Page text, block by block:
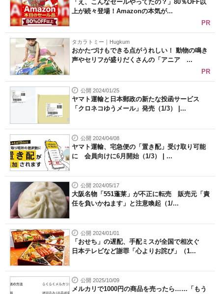
「え、こんなセールやってたの？」80％OFF以
上が続々登場！Amazonの本気が...
PR
タカラトミー｜Hugkum
おかたづけもできる点がうれしい！ 動物の鳴き
声やセリフが盛りだくさんの「アニア ...
PR
公開 2024/01/25
ヤマト運輸と日本郵政の新たな投函サービス
「クロネコゆうメール」発売（1/3） |...
公開 2024/04/08
ヤマト運輸、宅急便の「置き配」受け取り可能
に 会員向けに6月開始（1/3） | ...
公開 2024/05/17
大阪名物「551蓬莱」が不正に転売 販売元「責
任を負いかねます」と注意喚起（1/...
公開 2024/01/01
「おせち」の遅配、手配ミスが全国で相次ぐ
日本テレビなど謝罪「心よりお詫び」（1...
公開 2025/10/09
メルカリで1000円の商品を売ったら……「もう